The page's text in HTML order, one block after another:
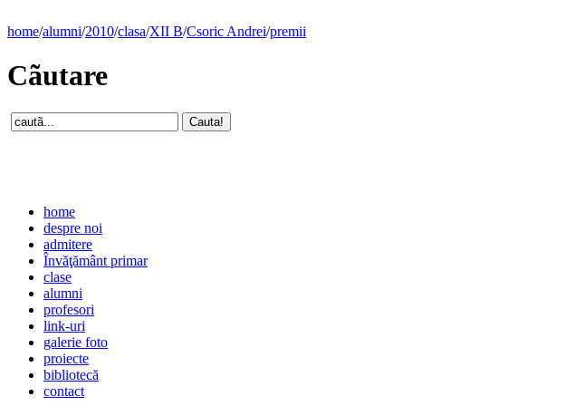
home/alumni/2010/clasa/XII B/Csoric Andrei/premii
Cãutare
home
despre noi
admitere
Învăţământ primar
clase
alumni
profesori
link-uri
galerie foto
proiecte
bibliotecă
contact